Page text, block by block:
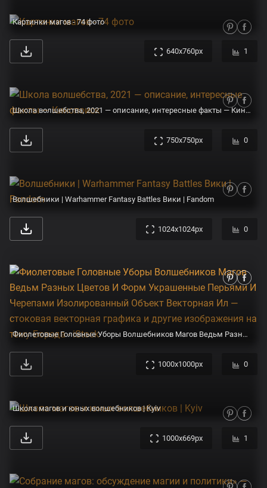
Картинки магов - 74 фото
640x760px 1
Школа волшебства, 2021 — описание, интересные факты — Кинопоиск
750x750px 0
Волшебники | Warhammer Fantasy Battles Вики | Fandom
1024x1024px 0
Фиолетовые Головные Уборы Волшебников Магов Ведьм Разных Цветов И Форм Украшенные Перьями И Черепами Изолированный Объект Векторная Ил — стоковая векторная графика и другие изображения на тему Борода - iStock
1000x1000px 0
Школа магов и юных волшебников | Kyiv
1000x669px 1